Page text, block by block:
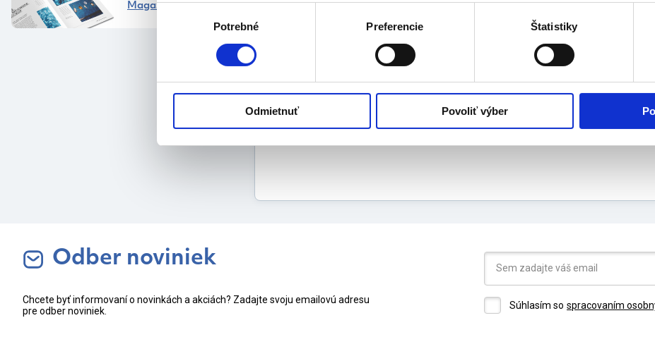
Výber
Potrebné Preferencie Štatistiky
Odmietnuť Povoliť výber
Magazín
náhradný balónik s výpustným ventilom pre poloautomatické
výrobca: OMRON HEALTHCARE EUROPE B.V. Wegalaan
healthcare.com Web: www.omron-healthcare.com
Balenie:
Odber noviniek
Chcete byť informovaní o novinkách a akciách? Zadajte svoju emailovú adresu
pre odber noviniek.
Súhlasím so spracovaním